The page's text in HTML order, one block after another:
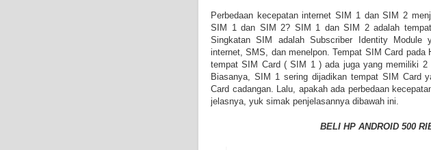
Perbedaan kecepatan internet SIM 1 dan SIM 2
SIM 1 dan SIM 2? SIM 1 dan SIM 2 adalah
Singkatan SIM adalah Subscriber Identity Module
internet, SMS, dan menelpon. Tempat SIM Card pada
tempat SIM Card ( SIM 1 ) ada juga yang memiliki
Biasanya, SIM 1 sering dijadikan tempat SIM Card
Card cadangan. Lalu, apakah ada perbedaan
jelasnya, yuk simak penjelasannya dibawah ini.
BELI HP ANDROID 500